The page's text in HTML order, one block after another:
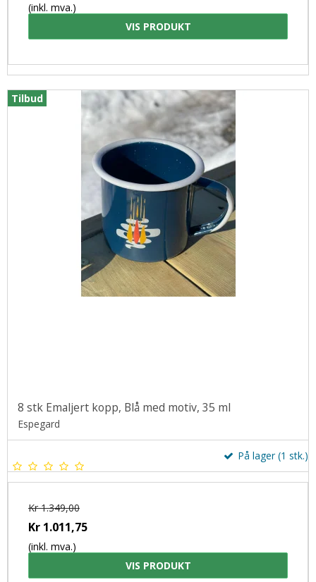
(inkl. mva.)
VIS PRODUKT
Tilbud
8 stk Emaljert kopp, Blå med motiv, 35 ml
Espegard
På lager (1 stk.)
Kr 1.349,00
Kr 1.011,75
(inkl. mva.)
VIS PRODUKT